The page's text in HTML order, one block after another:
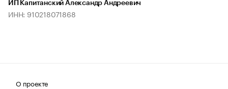
ИП Капитанский Александр Андреевич
ИНН: 910218071868
О проекте